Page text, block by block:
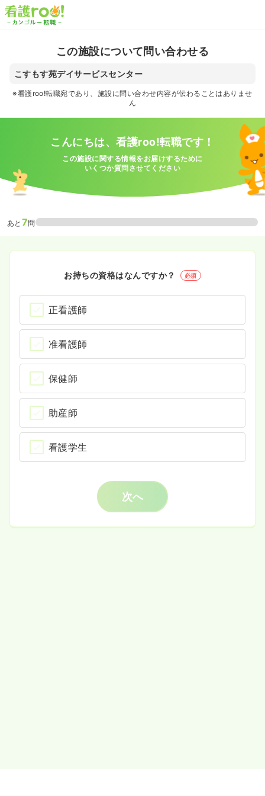
この施設について問い合わせる
こすもす苑デイサービスセンター
※看護roo!転職宛であり、施設に問い合わせ内容が伝わることはありませ
ん
こんにちは、看護roo!転職です！
この施設に関する情報をお届けするために
いくつか質問させてください
あと 7問
お持ちの資格はなんですか？ 必須
正看護師
准看護師
保健師
助産師
看護学生
次へ